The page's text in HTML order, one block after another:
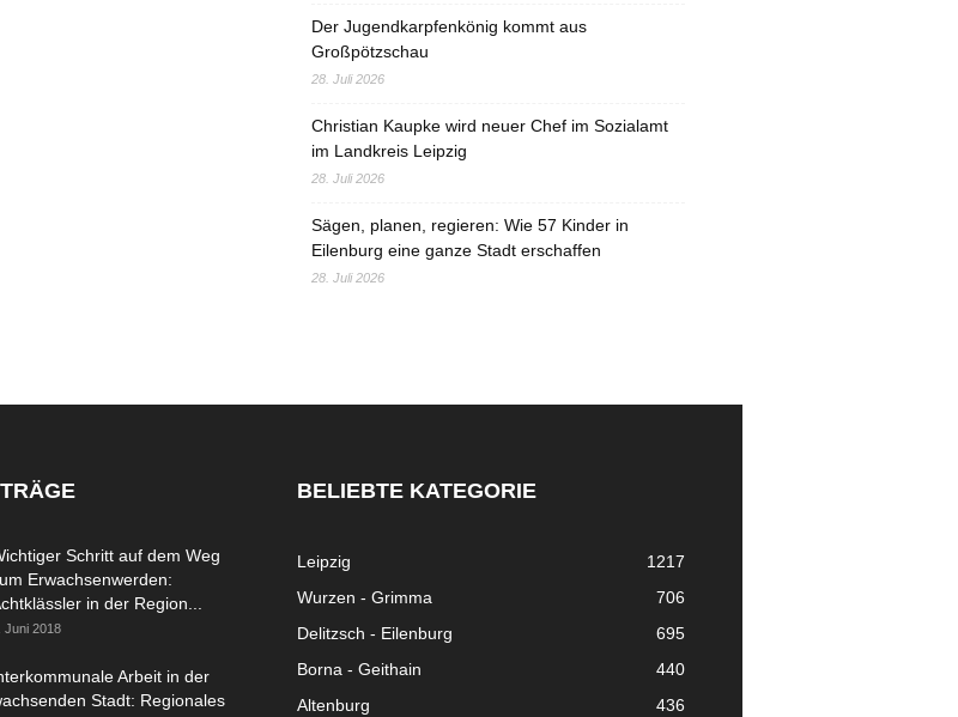
Der Jugendkarpfenkönig kommt aus
Großpötzschau
28. Juli 2026
Christian Kaupke wird neuer Chef im Sozialamt
im Landkreis Leipzig
28. Juli 2026
Sägen, planen, regieren: Wie 57 Kinder in
Eilenburg eine ganze Stadt erschaffen
28. Juli 2026
Schritt auf dem Weg
Erwachsenwerden:
in der Region...
Juni 2018
Arbeit in der
Stadt: Regionales
BELIEBTE KATEGORIE
Leipzig
1217
Wurzen - Grimma
706
Delitzsch - Eilenburg
695
Borna - Geithain
440
Altenburg
436